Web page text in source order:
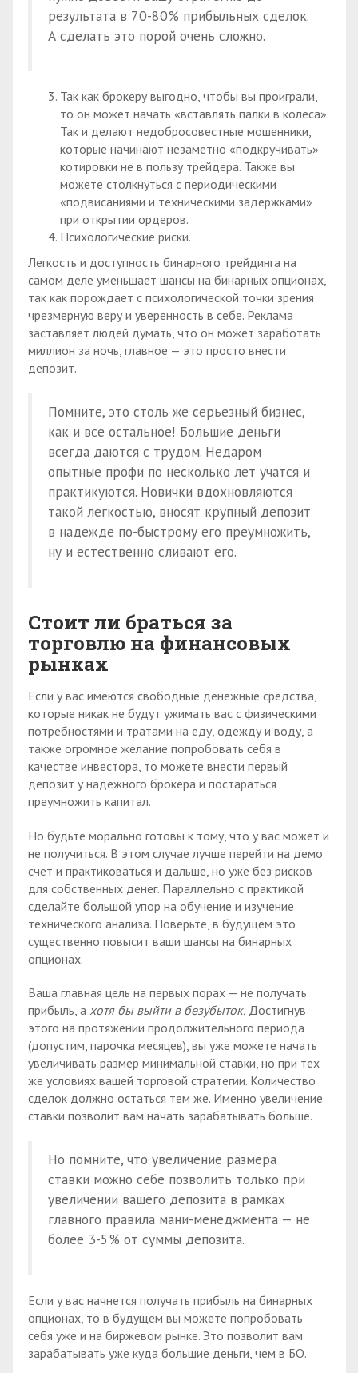
результата в 70-80% прибыльных сделок.
А сделать это порой очень сложно.
Так как брокеру выгодно, чтобы вы проиграли,
то он может начать «вставлять палки в колеса».
Так и делают недобросовестные мошенники,
которые начинают незаметно «подкручивать»
котировки не в пользу трейдера. Также вы
можете столкнуться с периодическими
«подвисаниями и техническими задержками»
при открытии ордеров.
Психологические риски.
Легкость и доступность бинарного трейдинга на
самом деле уменьшает шансы на бинарных опционах,
так как порождает с психологической точки зрения
чрезмерную веру и уверенность в себе. Реклама
заставляет людей думать, что он может заработать
миллион за ночь, главное — это просто внести
депозит.
Помните, это столь же серьезный бизнес,
как и все остальное! Большие деньги
всегда даются с трудом. Недаром
опытные профи по несколько лет учатся и
практикуются. Новички вдохновляются
такой легкостью, вносят крупный депозит
в надежде по-быстрому его преумножить,
ну и естественно сливают его.
Стоит ли браться за
торговлю на финансовых
рынках
Если у вас имеются свободные денежные средства,
которые никак не будут ужимать вас с физическими
потребностями и тратами на еду, одежду и воду, а
также огромное желание попробовать себя в
качестве инвестора, то можете внести первый
депозит у надежного брокера и постараться
преумножить капитал.
Но будьте морально готовы к тому, что у вас может и
не получиться. В этом случае лучше перейти на демо
счет и практиковаться и дальше, но уже без рисков
для собственных денег. Параллельно с практикой
сделайте большой упор на обучение и изучение
технического анализа. Поверьте, в будущем это
существенно повысит ваши шансы на бинарных
опционах.
Ваша главная цель на первых порах — не получать
прибыль, а хотя бы выйти в безубыток. Достигнув
этого на протяжении продолжительного периода
(допустим, парочка месяцев), вы уже можете начать
увеличивать размер минимальной ставки, но при тех
же условиях вашей торговой стратегии. Количество
сделок должно остаться тем же. Именно увеличение
ставки позволит вам начать зарабатывать больше.
Но помните, что увеличение размера
ставки можно себе позволить только при
увеличении вашего депозита в рамках
главного правила мани-менеджмента — не
более 3-5% от суммы депозита.
Если у вас начнется получать прибыль на бинарных
опционах, то в будущем вы можете попробовать
себя уже и на биржевом рынке. Это позволит вам
зарабатывать уже куда большие деньги, чем в БО.